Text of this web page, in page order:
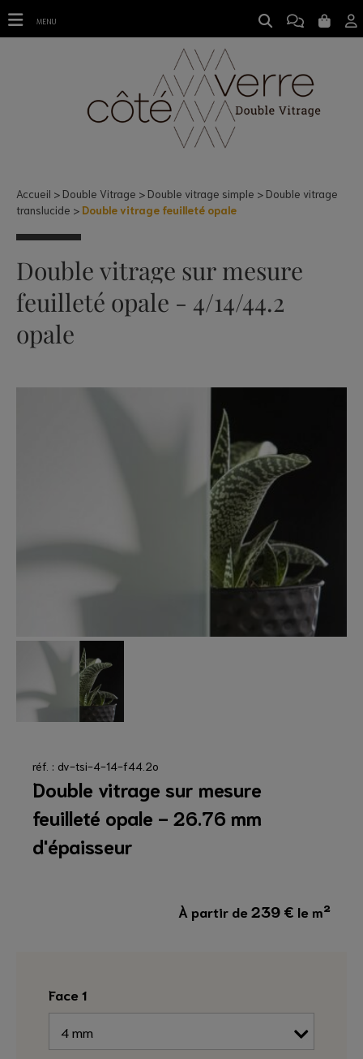
Double vitrage feuilleté opale
Accueil Double Vitrage Double vitrage simple
Double vitrage
translucide
Double vitrage feuilleté opale
Double vitrage sur mesure
feuilleté opale - 4/14/44.2
opale
réf. : dv-tsi-4-14-f44.2o
Double vitrage sur mesure
feuilleté opale - 26.76 mm
d'épaisseur
À partir de239 € le m²
Face 1
MENU